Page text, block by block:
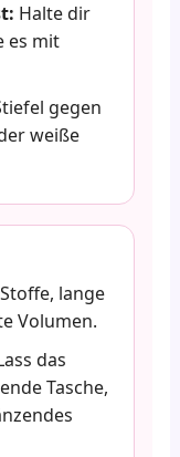
Halte dir
es mit
gegen
weiße
lange
Volumen.
das
Tasche,